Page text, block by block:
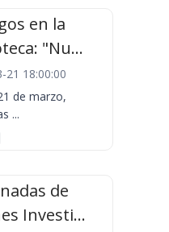
en la
"Nu...
21 18:00:00
de marzo,
...
de
Investi...